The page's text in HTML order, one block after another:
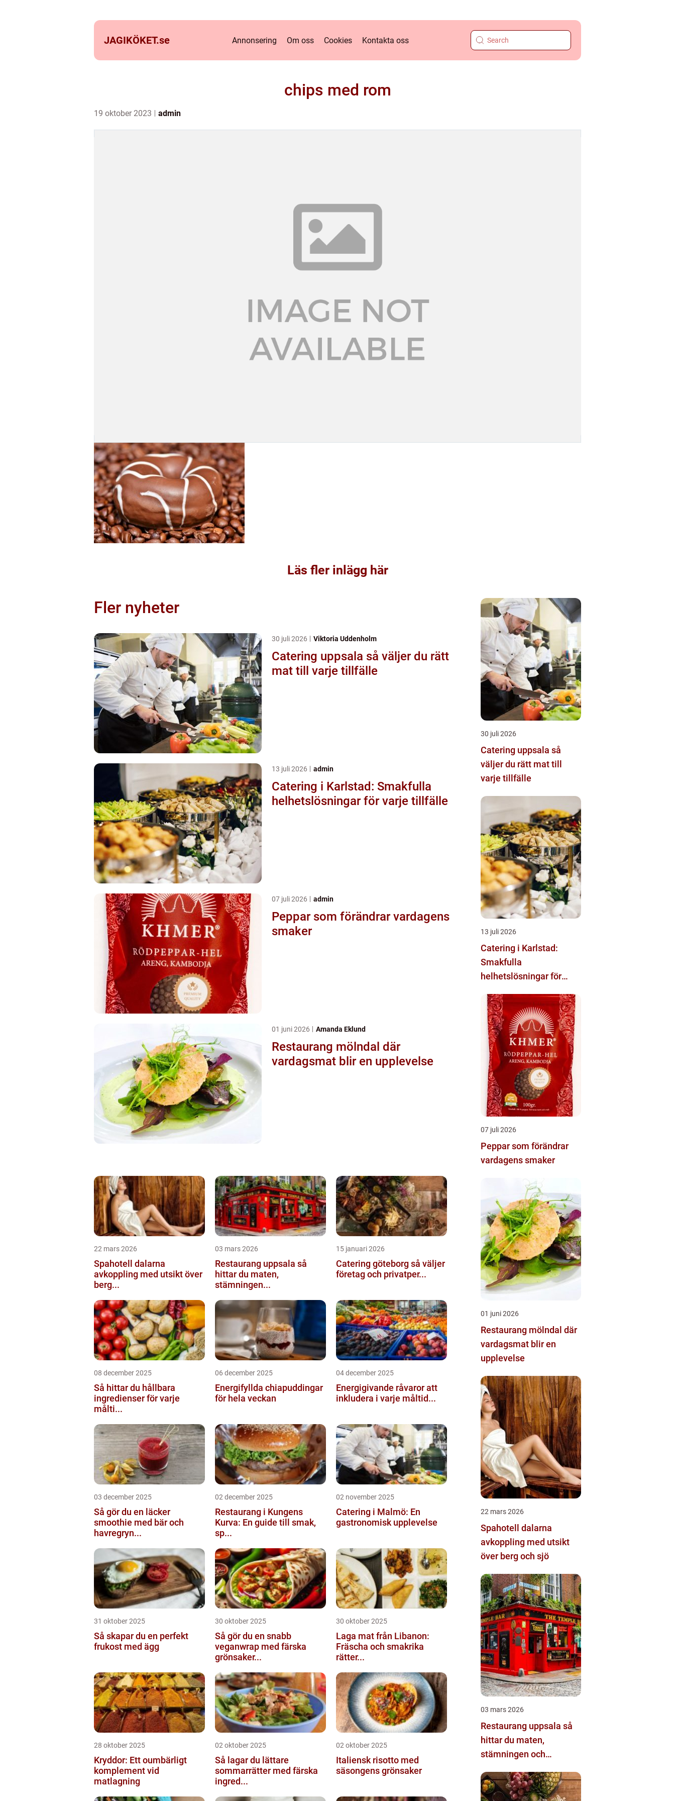
JAGIKÖKET.se Annonsering Om oss Cookies Kontakta oss
chips med rom
19 oktober 2023 admin
Läs fler inlägg här
Fler nyheter
30 juli 2026 Viktoria Uddenholm
Catering uppsala så väljer du rätt
mat till varje tillfälle
13 juli 2026 admin
Catering i Karlstad: Smakfulla
helhetslösningar för varje tillfälle
07 juli 2026 admin
Peppar som förändrar vardagens
smaker
01 juni 2026 Amanda Eklund
Restaurang mölndal där
vardagsmat blir en upplevelse
22 mars 2026
Spahotell dalarna
avkoppling med utsikt över
berg...
03 mars 2026
Restaurang uppsala så
hittar du maten,
stämningen...
15 januari 2026
Catering göteborg så väljer
företag och privatper...
08 december 2025
Så hittar du hållbara
ingredienser för varje
målti...
06 december 2025
Energifyllda chiapuddingar
för hela veckan
04 december 2025
Energigivande råvaror att
inkludera i varje måltid...
03 december 2025
Så gör du en läcker
smoothie med bär och
havregryn...
02 december 2025
Restaurang i Kungens
Kurva: En guide till smak,
sp...
02 november 2025
Catering i Malmö: En
gastronomisk upplevelse
31 oktober 2025
Så skapar du en perfekt
frukost med ägg
30 oktober 2025
Så gör du en snabb
veganwrap med färska
grönsaker...
30 oktober 2025
Laga mat från Libanon:
Fräscha och smakrika
rätter...
28 oktober 2025
Kryddor: Ett oumbärligt
komplement vid
matlagning
02 oktober 2025
Så lagar du lättare
sommarrätter med färska
ingred...
02 oktober 2025
Italiensk risotto med
säsongens grönsaker
30 juli 2026
Catering uppsala så
väljer du rätt mat till
varje tillfälle
13 juli 2026
Catering i Karlstad:
Smakfulla
helhetslösningar för
07 juli 2026
Peppar som förändrar
vardagens smaker
01 juni 2026
Restaurang mölndal där
vardagsmat blir en
upplevelse
22 mars 2026
Spahotell dalarna
avkoppling med utsikt
över berg och sjö
03 mars 2026
Restaurang uppsala så
hittar du maten,
stämningen och
faktiskt återvänder till